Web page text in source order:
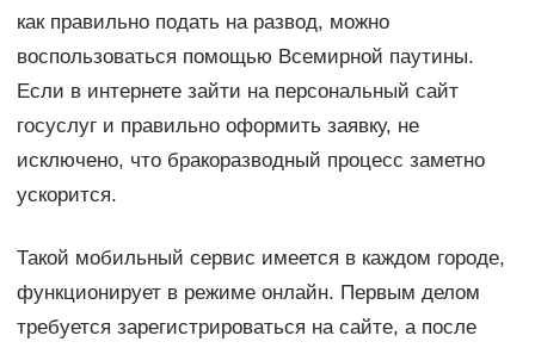
как правильно подать на развод, можно
воспользоваться помощью Всемирной паутины.
Если в интернете зайти на персональный сайт
госуслуг и правильно оформить заявку, не
исключено, что бракоразводный процесс заметно
ускорится.
Такой мобильный сервис имеется в каждом городе,
функционирует в режиме онлайн. Первым делом
требуется зарегистрироваться на сайте, а после